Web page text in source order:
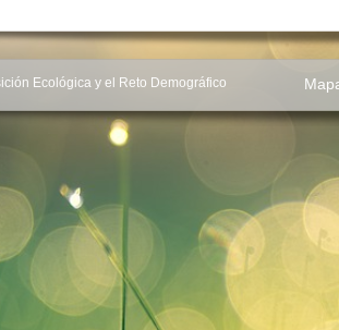
Ecológica y el Reto Demográfico